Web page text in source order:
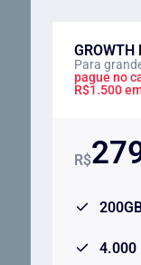
GROWTH
Para
pague no
R$1.500
R$
4.000